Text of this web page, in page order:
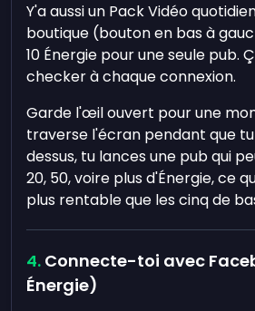
Y'a aussi un Pack Vidéo
boutique (bouton en bas à
10 Énergie pour une seule pub.
checker à chaque connexion.
Garde l'œil ouvert pour une
traverse l'écran pendant que
dessus, tu lances une pub qui
20, 50, voire plus d'Énergie, ce
plus rentable que les cinq de
Connecte-toi avec
Énergie)